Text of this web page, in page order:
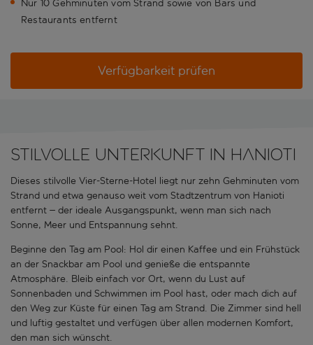
Nur 10 Gehminuten vom Strand sowie von Bars und
Restaurants entfernt
Verfügbarkeit prüfen
Stilvolle Unterkunft in Hanioti
Dieses stilvolle Vier-Sterne-Hotel liegt nur zehn Gehminuten vom
Strand und etwa genauso weit vom Stadtzentrum von Hanioti
entfernt – der ideale Ausgangspunkt, wenn man sich nach
Sonne, Meer und Entspannung sehnt.
Beginne den Tag am Pool: Hol dir einen Kaffee und ein Frühstück
an der Snackbar am Pool und genieße die entspannte
Atmosphäre. Bleib einfach vor Ort, wenn du Lust auf
Sonnenbaden und Schwimmen im Pool hast, oder mach dich auf
den Weg zur Küste für einen Tag am Strand. Die Zimmer sind hell
und luftig gestaltet und verfügen über allen modernen Komfort,
den man sich wünscht.